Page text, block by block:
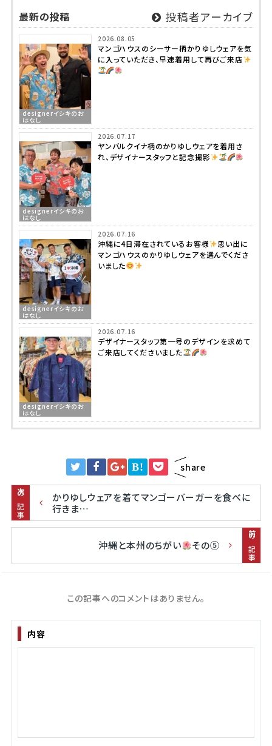
最新の投稿 投稿者アーカイブ
designerイシキのお
はなし
2026.08.05
マンゴハウスのシーサー柄かりゆしウェアを気
に入っていただき、早速着用して再びご来店
designerイシキのお
はなし
2026.07.17
ヤンバルクイナ柄のかりゆしウェアを着用さ
れ、デザイナースタッフと記念撮影
designerイシキのお
はなし
2026.07.16
沖縄に4日滞在されているお客様
思い出に
マンゴハウスのかりゆしウェアを選んでくださ
いました
designerイシキのお
はなし
2026.07.16
デザイナースタッフ第一号のデザインを求めて
ご来店してくださいました
B! share
次の記事
かりゆしウェアを着てマンゴーバーガーを食べに
行きま…
前の記事
沖縄と本州のちがい その⑤
この記事へのコメントはありません。
内容